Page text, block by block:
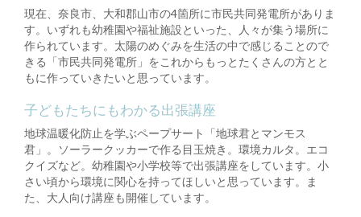
現在、奈良市、大和郡山市の4箇所に市民共同発電所がありま
す。いずれも幼稚園や福祉施設といった、人々が集う場所に
作られています。太陽のめぐみを生活の中で感じることので
きる「市民共同発電所」をこれからもっとたくさんの方とと
もに作っていきたいと思っています。
子どもたちにもわかる出張講座
地球温暖化防止を学ぶペープサート「地球君とマンモス
君」。ソーラークッカーで作る目玉焼き。環境カルタ。エコ
クイズなど。幼稚園や小学校等で出張講座をしています。小
さい頃から環境に関心を持ってほしいと思っています。ま
た、大人向け講座も開催しています。